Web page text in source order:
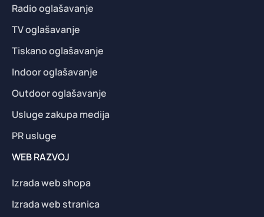
Radio oglašavanje
TV oglašavanje
Tiskano oglašavanje
Indoor oglašavanje
Outdoor oglašavanje
Usluge zakupa medija
PR usluge
WEB RAZVOJ
Izrada web shopa
Izrada web stranica